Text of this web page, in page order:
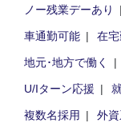
ノー残業デーあり
車通勤可能
在
地元･地方で働く
U/Iターン応援
複数名採用
外